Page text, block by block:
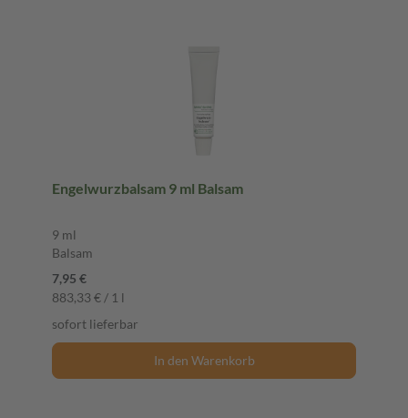
Engelwurzbalsam 9 ml Balsam
9 ml
Balsam
7,95 €
883,33 € / 1 l
sofort lieferbar
In den Warenkorb